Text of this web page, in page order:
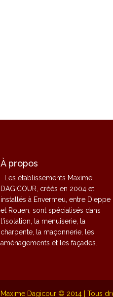
À propos
Les établissements Maxime
DAGICOUR, créés en 2004 et
installés à Envermeu, entre Dieppe
et Rouen, sont spécialisés dans
l'isolation, la menuiserie, la
charpente, la maçonnerie, les
aménagements et les façades.
Maxime Dagicour © 2014 | Tous